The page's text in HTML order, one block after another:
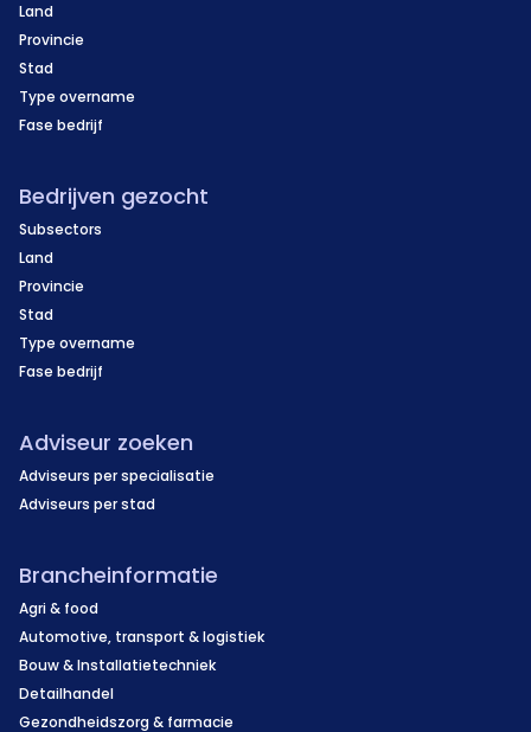
Land
Provincie
Stad
Type overname
Fase bedrijf
Bedrijven gezocht
Subsectors
Land
Provincie
Stad
Type overname
Fase bedrijf
Adviseur zoeken
Adviseurs per specialisatie
Adviseurs per stad
Brancheinformatie
Agri & food
Automotive, transport & logistiek
Bouw & Installatietechniek
Detailhandel
Gezondheidszorg & farmacie